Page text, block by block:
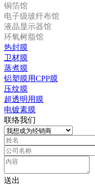
铜箔馆
电子级玻纤布馆
液晶显示器馆
环氧树脂馆
热封膜
卫材膜
蒸煮膜
铝塑膜用CPP膜
压纹膜
超透明用膜
电镀素膜
联络我们
送出